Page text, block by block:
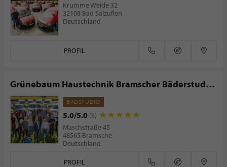
Krumme Weide 32
32108 Bad Salzuflen
Deutschland
PROFIL
Grünebaum Haustechnik Bramscher Bäderstudio
GmbH
BADSTUDIO
5.0/5.0 (5)
Maschstraße 45
48565 Bramsche
Deutschland
PROFIL